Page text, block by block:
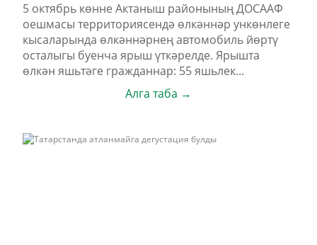
5 октябрь көнне Актаныш районының ДОСААФ
оешмасы территориясендә өлкәннәр ункөнлеге
кысаларында өлкәннәрнең автомобиль йөртү
осталыгы буенча ярыш үткәрелде. Ярышта
өлкән яшьтәге гражданнар: 55 яшьлек...
Алга таба →